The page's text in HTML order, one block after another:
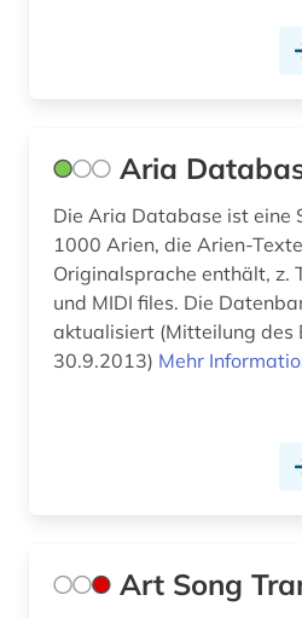
hochschulschrift (2)
hochschulschriften (1)
hoffmann (1)
hofkapellmeister (1)
händel (1)
Aria
Die Aria Database ist eine
1000 Arien, die Arien-
Originalsprache enthält, z.
und MIDI files. Die
aktualisiert (Mitteilung des
30.9.2013) Mehr
Art Song